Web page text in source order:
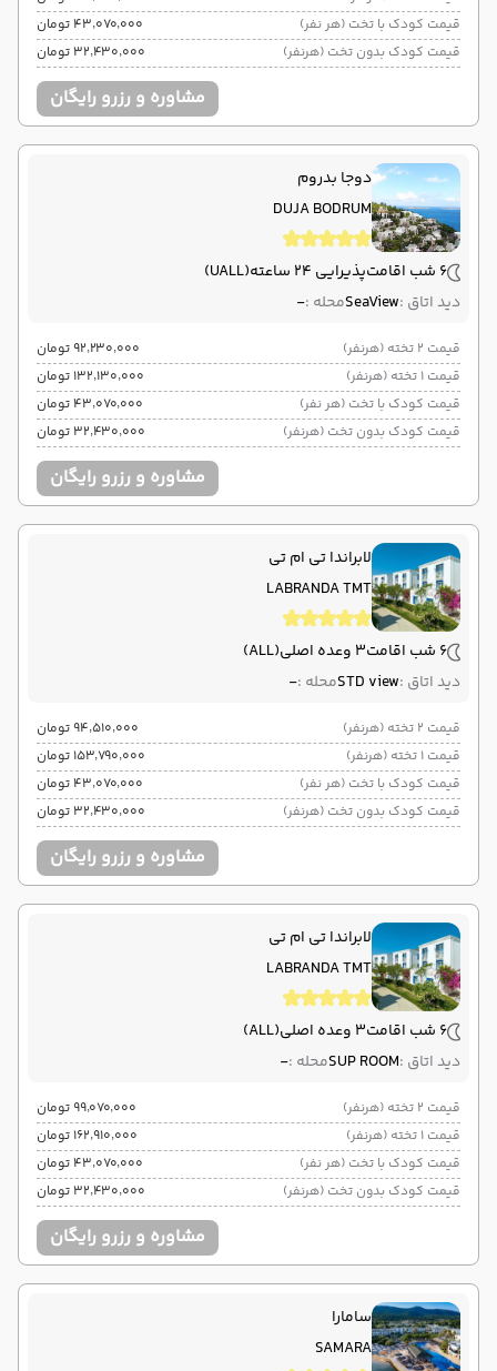
قیمت کودک با تخت (هر نفر)
۴۳٬۰۷۰٬۰۰۰ تومان
قیمت کودک بدون تخت (هرنفر)
۳۲٬۴۳۰٬۰۰۰ تومان
مشاوره و رزرو رایگان
دوجا بدروم
DUJA BODRUM
6 شب اقامت پذیرایی 24 ساعته
(UALL)
دید اتاق :SeaViewمحله :-
قیمت 2 تخته (هرنفر)
۹۲٬۲۳۰٬۰۰۰ تومان
قیمت 1 تخته (هرنفر)
۱۳۲٬۱۳۰٬۰۰۰ تومان
قیمت کودک با تخت (هر نفر)
۴۳٬۰۷۰٬۰۰۰ تومان
قیمت کودک بدون تخت (هرنفر)
۳۲٬۴۳۰٬۰۰۰ تومان
مشاوره و رزرو رایگان
لابراندا تی ام تی
LABRANDA TMT
6 شب اقامت 3 وعده اصلی
(ALL)
دید اتاق :STD viewمحله :-
قیمت 2 تخته (هرنفر)
۹۴٬۵۱۰٬۰۰۰ تومان
قیمت 1 تخته (هرنفر)
۱۵۳٬۷۹۰٬۰۰۰ تومان
قیمت کودک با تخت (هر نفر)
۴۳٬۰۷۰٬۰۰۰ تومان
قیمت کودک بدون تخت (هرنفر)
۳۲٬۴۳۰٬۰۰۰ تومان
مشاوره و رزرو رایگان
لابراندا تی ام تی
LABRANDA TMT
6 شب اقامت 3 وعده اصلی
(ALL)
دید اتاق :SUP ROOMمحله :-
قیمت 2 تخته (هرنفر)
۹۹٬۰۷۰٬۰۰۰ تومان
قیمت 1 تخته (هرنفر)
۱۶۲٬۹۱۰٬۰۰۰ تومان
قیمت کودک با تخت (هر نفر)
۴۳٬۰۷۰٬۰۰۰ تومان
قیمت کودک بدون تخت (هرنفر)
۳۲٬۴۳۰٬۰۰۰ تومان
مشاوره و رزرو رایگان
سامارا
SAMARA